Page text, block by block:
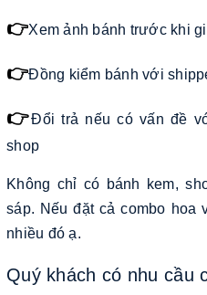
👉Xem ảnh bánh trước khi
👉Đồng kiểm bánh với
👉Đổi trả nếu có vấn đề
shop
Không chỉ có bánh kem,
sáp. Nếu đặt cả combo hoa
nhiều đó ạ.
Quý khách có nhu cầu